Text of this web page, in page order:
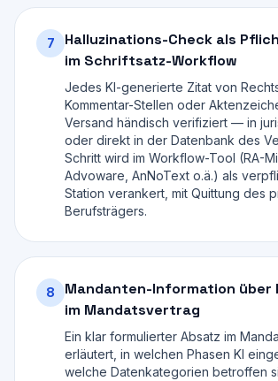
7
Halluzinations-Check als
im Schriftsatz-Workflow
Jedes KI-generierte Zitat von
Kommentar-Stellen oder
Versand händisch verifiziert — in
oder direkt in der Datenbank des
Schritt wird im Workflow-Tool (RA-
Advoware, AnNoText o.ä.) als
Station verankert, mit Quittung des
Berufsträgers.
8
Mandanten-Information über
im Mandatsvertrag
Ein klar formulierter Absatz im
erläutert, in welchen Phasen KI
welche Datenkategorien betroffen